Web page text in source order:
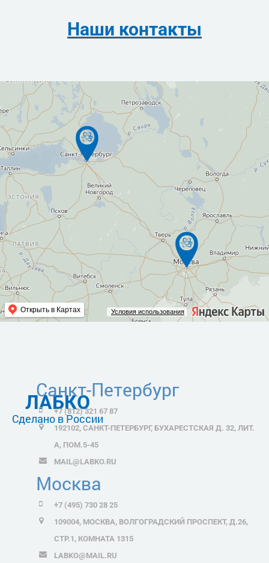
Наши контакты
Условия использования
Открыть в Картах
ЛАБКО
Сделано в России
Санкт-Петербург
+7 (812) 321 67 87
192102, САНКТ-ПЕТЕРБУРГ, БУХАРЕСТСКАЯ Д. 32, ЛИТ.
А, ПОМ.5-45
MAIL@LABKO.RU
Москва
+7 (495) 730 28 25
109004, МОСКВА, ВОЛГОГРАДСКИЙ ПРОСПЕКТ, Д.26,
СТР.1, КОМНАТА 1315
LABKO@MAIL.RU